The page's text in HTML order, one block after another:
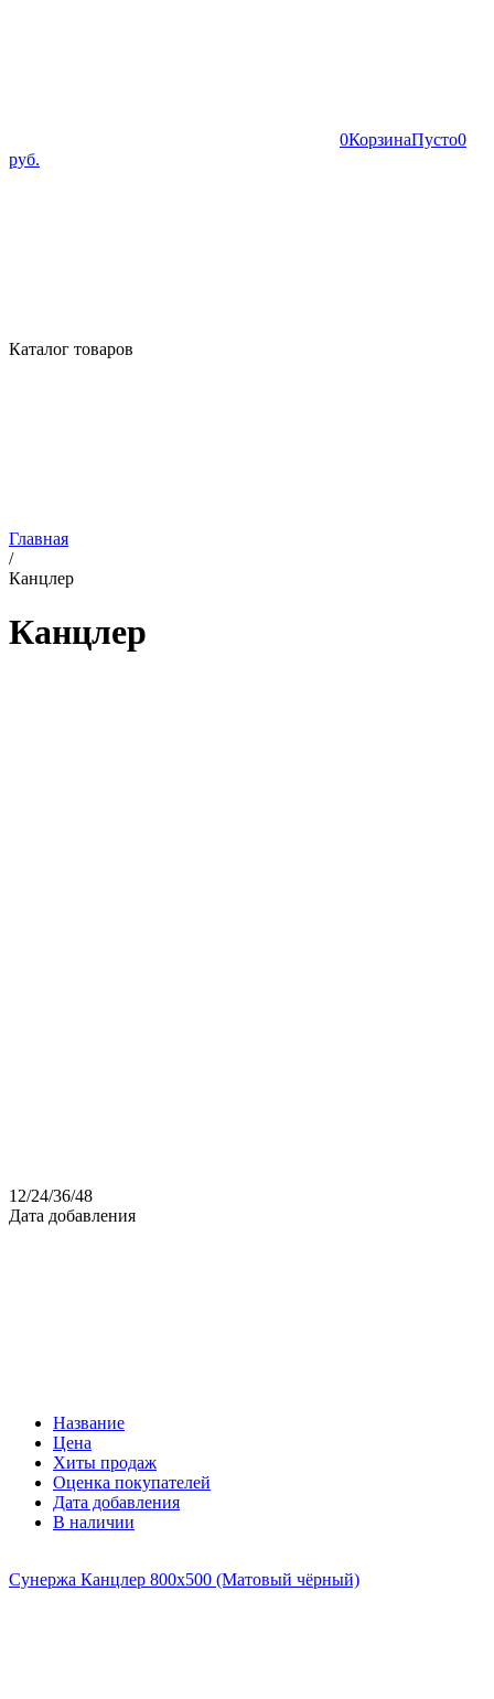
0КорзинаПусто0
руб.
Каталог товаров
Главная
/
Канцлер
Канцлер
12/24/36/48
Дата добавления
Название
Цена
Хиты продаж
Оценка покупателей
Дата добавления
В наличии
Сунержа Канцлер 800х500 (Матовый чёрный)